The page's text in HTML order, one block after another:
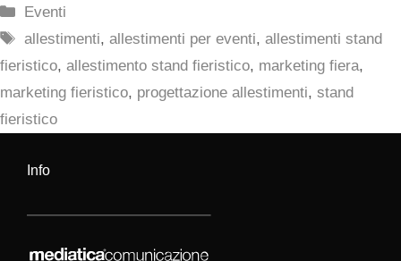
Categorie
Eventi
Tag
allestimenti,allestimenti per eventi,allestimenti stand
fieristico, allestimento stand fieristico, marketing fiera,
marketing fieristico, progettazione allestimenti, stand
fieristico
Info